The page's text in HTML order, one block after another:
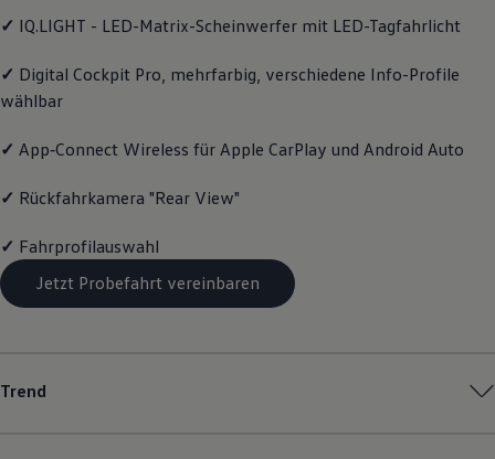
Warn- und Kontrollleuchten
Digitale Betriebsanleitung
Live Beratung
Transport
Elektromobilität
Volkswagen R
Volkswagen Kundenbetreuung
✓ IQ.LIGHT - LED-Matrix-Scheinwerfer mit LED-Tagfahrlicht
✓ Digital Cockpit Pro, mehrfarbig, verschiedene Info-Profile
wählbar
✓ App‑Connect Wireless für Apple CarPlay und Android Auto
✓ Rückfahrkamera "Rear View"
✓ Fahrprofilauswahl
Jetzt Probefahrt vereinbaren
Trend